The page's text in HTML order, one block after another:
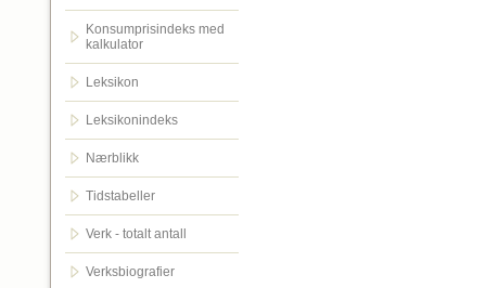
Konsumprisindeks med
kalkulator
Leksikon
Leksikonindeks
Nærblikk
Tidstabeller
Verk - totalt antall
Verksbiografier